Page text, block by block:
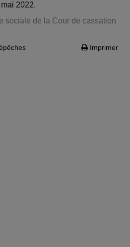
2022.
sociale de la Cour de cassation
Imprimer